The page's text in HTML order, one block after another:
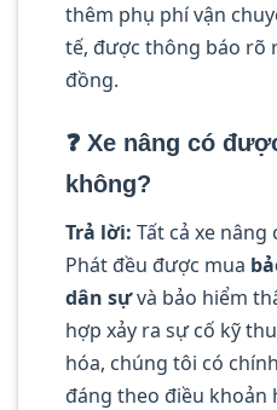
thêm phụ phí vận
tế, được thông báo rõ
đồng.
❓ Xe nâng có
không?
Trả lời: Tất cả xe nâng
Phát đều được mua
dân sựvà bảo hiểm
hợp xảy ra sự cố kỹ
hóa, chúng tôi có
đáng theo điều khoản